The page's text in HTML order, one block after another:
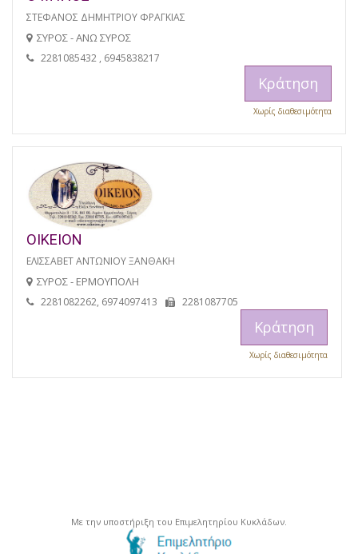
ΣΤΕΦΑΝΟΣ ΔΗΜΗΤΡΙΟΥ ΦΡΑΓΚΙΑΣ
ΣΥΡΟΣ - ΑΝΩ ΣΥΡΟΣ
2281085432 , 6945838217
Κράτηση
Χωρίς διαθεσιμότητα
ΟΙΚΕΙΟΝ
ΕΛΙΣΣΑΒΕΤ ΑΝΤΩΝΙΟΥ ΞΑΝΘΑΚΗ
ΣΥΡΟΣ - ΕΡΜΟΥΠΟΛΗ
2281082262, 6974097413 2281087705
Κράτηση
Χωρίς διαθεσιμότητα
Με την υποστήριξη του Επιμελητηρίου Κυκλάδων.